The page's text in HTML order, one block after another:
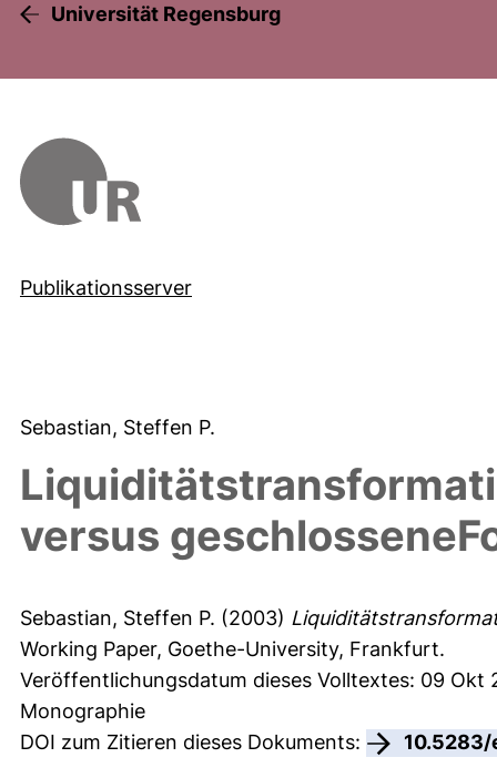
Universität Regensburg
Publikationsserver
Sebastian, Steffen P.
versus
Sebastian, Steffen P. (2003)
Working Paper, Goethe-University, Frankfurt.
Veröffentlichungsdatum dieses Volltextes: 09 Okt
Monographie
DOI zum Zitieren dieses Dokuments:
10.5283/